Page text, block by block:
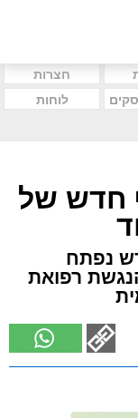
חצרות
לוחות
חדש של
נפתח
רפואת